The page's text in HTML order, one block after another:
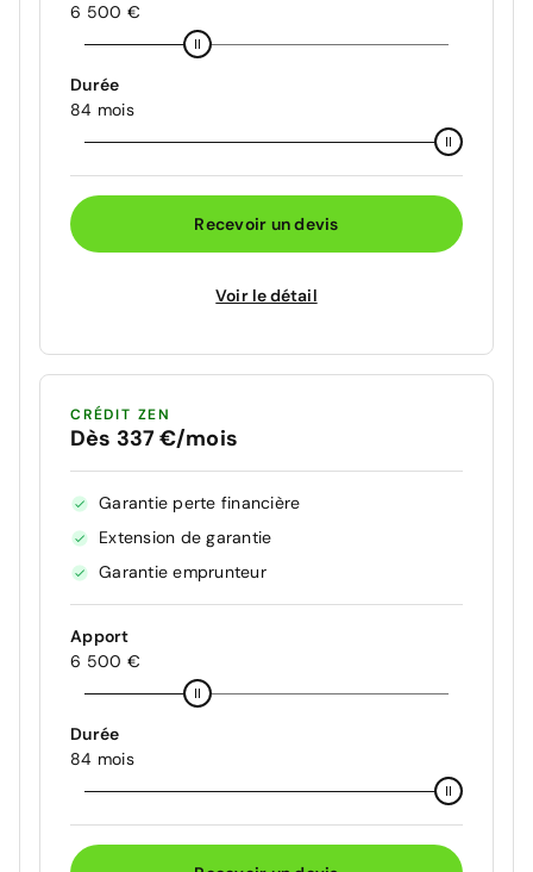
6 500 €
Durée
84 mois
Recevoir un devis
Voir le détail
CRÉDIT ZEN
Dès 337 €/mois
Garantie perte financière
Extension de garantie
Garantie emprunteur
Apport
6 500 €
Durée
84 mois